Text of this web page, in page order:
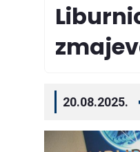
20.08.2025.